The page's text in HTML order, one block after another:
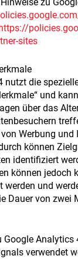
sites
nutzt die
und
über das
Werbung
können
identifiziert
können jedoch
werden und
Dauer von zwei
Google Analytics
verwendet